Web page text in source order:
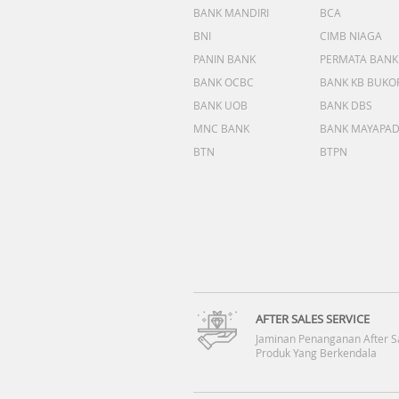
BANK MANDIRI
BCA
BNI
CIMB NIAGA
PANIN BANK
PERMATA BANK
BANK OCBC
BANK KB
BANK UOB
BANK DBS
MNC BANK
BANK
BTN
BTPN
AFTER SALES SERVICE
Jaminan Penanganan After
Produk Yang Berkendala